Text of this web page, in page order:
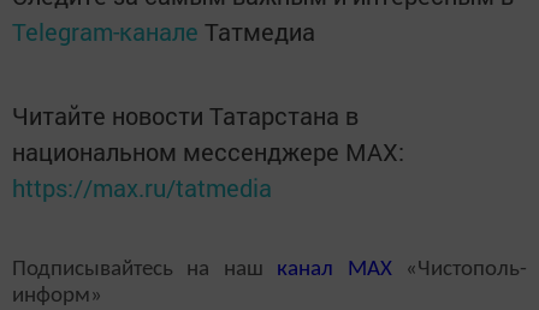
Telegram-канале Татмедиа
Читайте новости Татарстана в
национальном мессенджере MАХ:
https://max.ru/tatmedia
Подписывайтесь на наш канал MAX«Чистополь-
информ»